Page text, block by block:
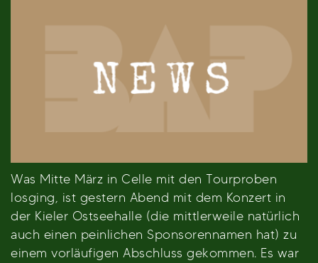
Was Mitte März in Celle mit den Tourproben
losging, ist gestern Abend mit dem Konzert in
der Kieler Ostseehalle (die mittlerweile natürlich
auch einen peinlichen Sponsorennamen hat) zu
einem vorläufigen Abschluss gekommen. Es war